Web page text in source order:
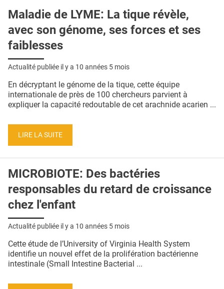
Maladie de LYME: La tique révèle,
avec son génome, ses forces et ses
faiblesses
Actualité publiée il y a 10 années 5 mois
En décryptant le génome de la tique, cette équipe
internationale de près de 100 chercheurs parvient à
expliquer la capacité redoutable de cet arachnide acarien ...
LIRE LA SUITE
MICROBIOTE: Des bactéries
responsables du retard de croissance
chez l'enfant
Actualité publiée il y a 10 années 5 mois
Cette étude de l’University of Virginia Health System
identifie un nouvel effet de la prolifération bactérienne
intestinale (Small Intestine Bacterial ...